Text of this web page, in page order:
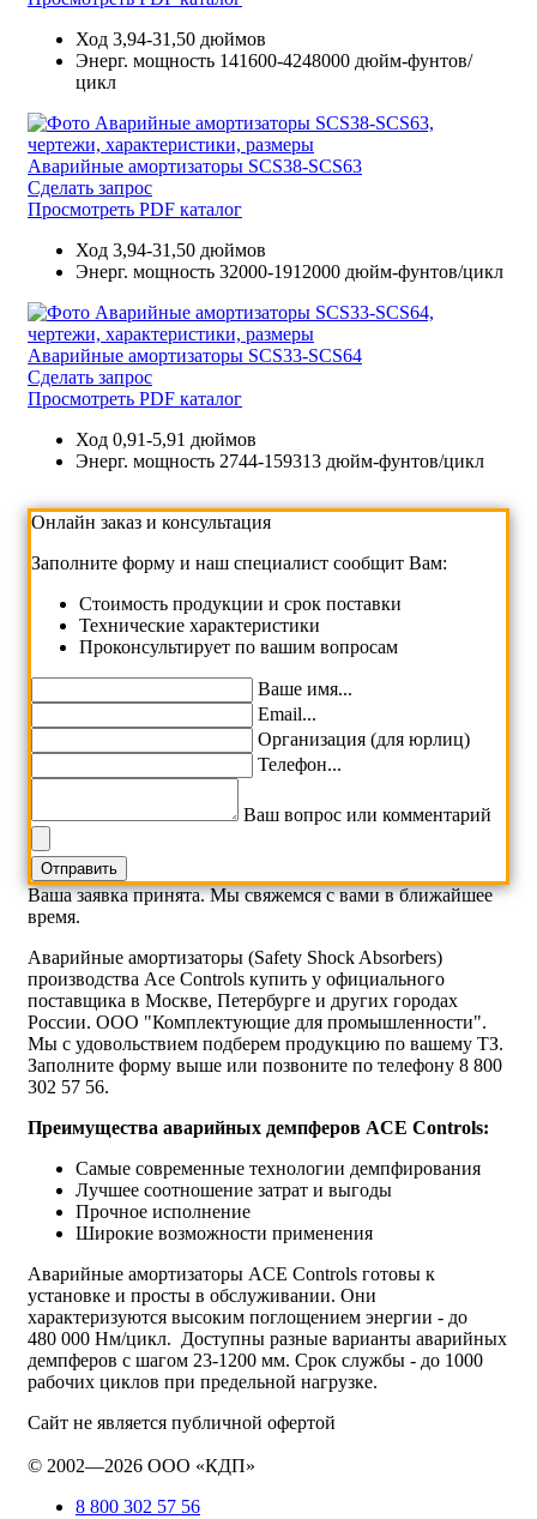
Ход 3,94-31,50 дюймов
Энерг. мощность 141600-4248000 дюйм-фунтов/
цикл
Аварийные амортизаторы SCS38-SCS63
Сделать запрос
Просмотреть PDF каталог
Ход 3,94-31,50 дюймов
Энерг. мощность 32000-1912000 дюйм-фунтов/цикл
Аварийные амортизаторы SCS33-SCS64
Сделать запрос
Просмотреть PDF каталог
Ход 0,91-5,91 дюймов
Энерг. мощность 2744-159313 дюйм-фунтов/цикл
Онлайн заказ и консультация
Заполните форму и наш специалист сообщит Вам:
Cтоимость продукции и срок поставки
Технические характеристики
Проконсультирует по вашим вопросам
Ваше имя...
Email...
Организация (для юрлиц)
Телефон...
Ваш вопрос или комментарий
Ваша заявка принята. Мы свяжемся с вами в ближайшее
время.
Аварийные амортизаторы (Safety Shock Absorbers)
производства Ace Controls купить у официального
поставщика в Москве, Петербурге и других городах
России. ООО "Комплектующие для промышленности".
Мы с удовольствием подберем продукцию по вашему ТЗ.
Заполните форму выше или позвоните по телефону 8 800
302 57 56.
Преимущества аварийных демпферов ACE Controls:
Самые современные технологии демпфирования
Лучшее соотношение затрат и выгоды
Прочное исполнение
Широкие возможности применения
Аварийные амортизаторы ACE Controls готовы к
установке и просты в обслуживании. Они
характеризуются высоким поглощением энергии - до
480 000 Нм/цикл. Доступны разные варианты аварийных
демпферов с шагом 23-1200 мм. Срок службы - до 1000
рабочих циклов при предельной нагрузке.
Сайт не является публичной офертой
© 2002—2026 ООО «КДП»
8 800 302 57 56